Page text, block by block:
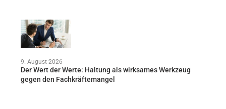
9. August 2026
Der Wert der Werte: Haltung als wirksames Werkzeug
gegen den Fachkräftemangel